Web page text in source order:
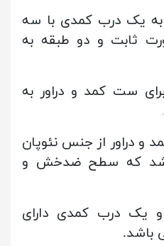
یک درب کمدی با سه
ثابت و دو طبقه به
ست کمد و دراور به
و دراور از جنس نئوپان
که سطح ضدخش و
و یک درب کمدی دارای
باشد.